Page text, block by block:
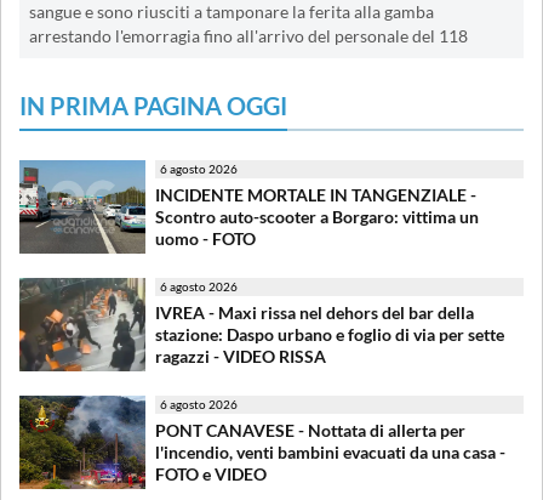
sangue e sono riusciti a tamponare la ferita alla gamba
arrestando l'emorragia fino all'arrivo del personale del 118
IN PRIMA PAGINA OGGI
6 agosto 2026
INCIDENTE MORTALE IN TANGENZIALE -
Scontro auto-scooter a Borgaro: vittima un
uomo - FOTO
6 agosto 2026
IVREA - Maxi rissa nel dehors del bar della
stazione: Daspo urbano e foglio di via per sette
ragazzi - VIDEO RISSA
6 agosto 2026
PONT CANAVESE - Nottata di allerta per
l'incendio, venti bambini evacuati da una casa -
FOTO e VIDEO